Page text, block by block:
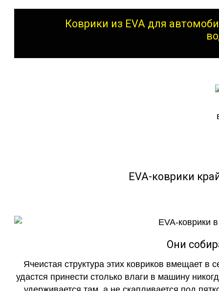
Коврики из EVA для
EVA-коврики
Они
Ячеистая структура этих ковриков вмещает в
удастся принести столько влаги в машину